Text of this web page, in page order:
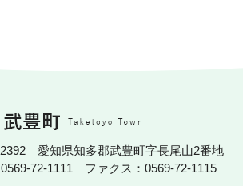
愛知県知多郡武豊町字長尾山2番地
72-1111 ファクス：0569-72-1115